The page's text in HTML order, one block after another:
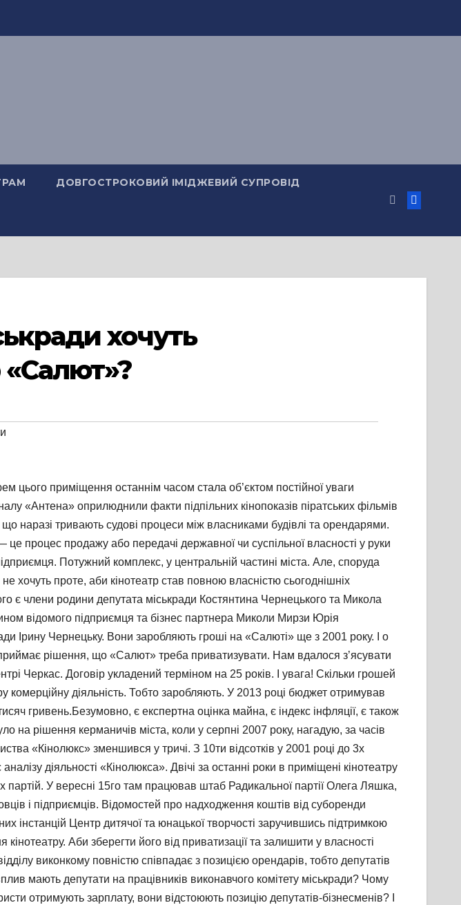
ДОВГОСТРОКОВИЙ ІМІДЖЕВИЙ СУПРОВІД
хочуть
«Салют»?
цього приміщення останнім часом стала об’єктом постійної уваги
«Антена» оприлюднили факти підпільних кінопоказів піратських фільмів
наразі тривають судові процеси між власниками будівлі та орендарями.
процес продажу або передачі державної чи суспільної власності у руки
Потужний комплекс, у центральній частині міста. Але, споруда
хочуть проте, аби кінотеатр став повною власністю сьогоднішніх
є члени родини депутата міськради Костянтина Чернецького та Микола
відомого підприємця та бізнес партнера Миколи Мирзи Юрія
Ірину Чернецьку. Вони заробляють гроші на «Салюті» ще з 2001 року. І о
рішення, що «Салют» треба приватизувати. Нам вдалося з’ясувати
Черкас. Договір укладений терміном на 25 років. І увага! Скільки грошей
діяльність. Тобто заробляють. У 2013 році бюджет отримував
гривень.Безумовно, є експертна оцінка майна, є індекс інфляції, є також
рішення керманичів міста, коли у серпні 2007 року, нагадую, за часів
«Кінолюкс» зменшився у тричі. З 10ти відсотків у 2001 році до 3х
діяльності «Кінолюкса». Двічі за останні роки в приміщені кінотеатру
У вересні 15го там працював штаб Радикальної партії Олега Ляшка,
і підприємців. Відомостей про надходження коштів від суборенди
інстанцій Центр дитячої та юнацької творчості заручившись підтримкою
Аби зберегти його від приватизації та залишити у власності
виконкому повністю співпадає з позицією орендарів, тобто депутатів
мають депутати на працівників виконавчого комітету міськради? Чому
отримують зарплату, вони відстоюють позицію депутатів-бізнесменів? І